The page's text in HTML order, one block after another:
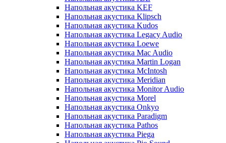
Напольная акустика KEF
Напольная акустика Klipsch
Напольная акустика Kudos
Напольная акустика Legacy Audio
Напольная акустика Loewe
Напольная акустика Mac Audio
Напольная акустика Martin Logan
Напольная акустика McIntosh
Напольная акустика Meridian
Напольная акустика Monitor Audio
Напольная акустика Morel
Напольная акустика Onkyo
Напольная акустика Paradigm
Напольная акустика Pathos
Напольная акустика Piega